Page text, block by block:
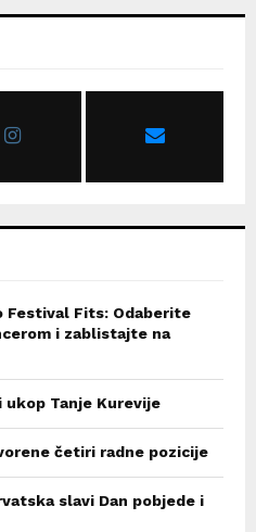
Festival Fits: Odaberite
i zablistajte na
ukop Tanje Kurevije
četiri radne pozicije
slavi Dan pobjede i